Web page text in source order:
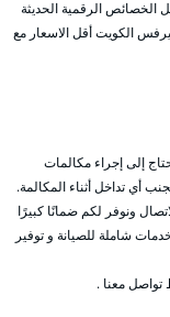
الخصائص الرقمية الحديثة
الكويت أقل الاسعار مع
إلى إجراء مكالمات
أي تداخل أثناء المكالمة.
ونوفر لكم ضمانًا كبيرًا
شاملة للصيانة و توفير
معنا .